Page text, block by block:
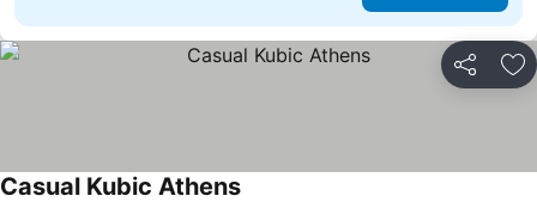
Compartir
Casual Kubic Athens